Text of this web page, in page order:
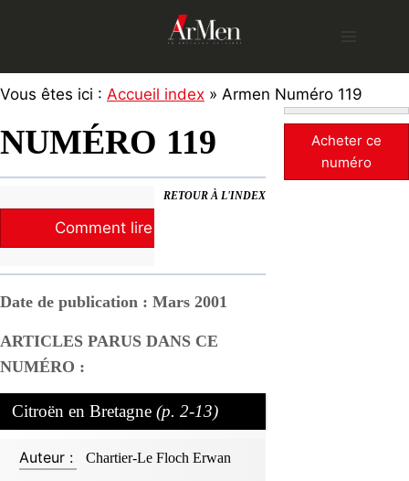
Vous êtes ici : Accueil index » Armen Numéro 119
NUMÉRO 119
RETOUR À L'INDEX
Comment lire la revue ?
Date de publication : Mars 2001
ARTICLES PARUS DANS CE
NUMÉRO :
Citroën en Bretagne (p. 2-13)
Auteur : Chartier-Le Floch Erwan
Acheter ce
numéro